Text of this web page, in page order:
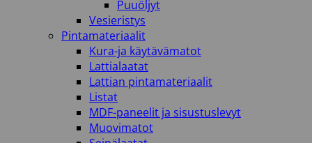
Puuöljyt
Vesieristys
Pintamateriaalit
Kura-ja käytävämatot
Lattialaatat
Lattian pintamateriaalit
Listat
MDF-paneelit ja sisustuslevyt
Muovimatot